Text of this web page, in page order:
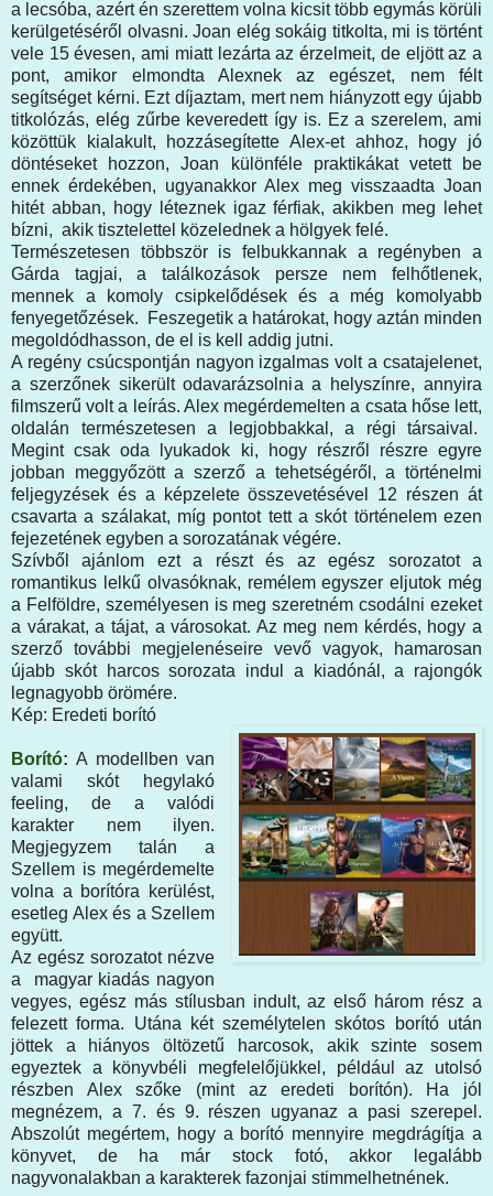
a lecsóba, azért én szerettem volna kicsit több egymás körüli
kerülgetéséről olvasni. Joan elég sokáig titkolta, mi is történt
vele 15 évesen, ami miatt lezárta az érzelmeit, de eljött az a
pont, amikor elmondta Alexnek az egészet, nem félt
segítséget kérni. Ezt díjaztam, mert nem hiányzott egy újabb
titkolózás, elég zűrbe keveredett így is. Ez a szerelem, ami
közöttük kialakult, hozzásegítette Alex-et ahhoz, hogy jó
döntéseket hozzon, Joan különféle praktikákat vetett be
ennek érdekében, ugyanakkor Alex meg visszaadta Joan
hitét abban, hogy léteznek igaz férfiak, akikben meg lehet
bízni, akik tisztelettel közelednek a hölgyek felé.
Természetesen többször is felbukkannak a regényben a
Gárda tagjai, a találkozások persze nem felhőtlenek,
mennek a komoly csipkelődések és a még komolyabb
fenyegetőzések. Feszegetik a határokat, hogy aztán minden
megoldódhasson, de el is kell addig jutni.
A regény csúcspontján nagyon izgalmas volt a csatajelenet,
a szerzőnek sikerült odavarázsolnia a helyszínre, annyira
filmszerű volt a leírás. Alex megérdemelten a csata hőse lett,
oldalán természetesen a legjobbakkal, a régi társaival.
Megint csak oda lyukadok ki, hogy részről részre egyre
jobban meggyőzött a szerző a tehetségéről, a történelmi
feljegyzések és a képzelete összevetésével 12 részen át
csavarta a szálakat, míg pontot tett a skót történelem ezen
fejezetének egyben a sorozatának végére.
Szívből ajánlom ezt a részt és az egész sorozatot a
romantikus lelkű olvasóknak, remélem egyszer eljutok még
a Felföldre, személyesen is meg szeretném csodálni ezeket
a várakat, a tájat, a városokat. Az meg nem kérdés, hogy a
szerző további megjelenéseire vevő vagyok, hamarosan
újabb skót harcos sorozata indul a kiadónál, a rajongók
legnagyobb örömére.
Kép: Eredeti borító
Borító:A modellben van
valami skót hegylakó
feeling, de a valódi
karakter nem ilyen.
Megjegyzem talán a
Szellem is megérdemelte
volna a borítóra kerülést,
esetleg Alex és a Szellem
együtt.
Az egész sorozatot nézve
a magyar kiadás nagyon
vegyes, egész más stílusban indult, az első három rész a
felezett forma. Utána két személytelen skótos borító után
jöttek a hiányos öltözetű harcosok, akik szinte sosem
egyeztek a könyvbéli megfelelőjükkel, például az utolsó
részben Alex szőke (mint az eredeti borítón). Ha jól
megnézem, a 7. és 9. részen ugyanaz a pasi szerepel.
Abszolút megértem, hogy a borító mennyire megdrágítja a
könyvet, de ha már stock fotó, akkor legalább
nagyvonalakban a karakterek fazonjai stimmelhetnének.